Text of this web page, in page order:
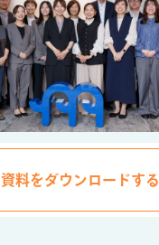
資料をダウンロードする